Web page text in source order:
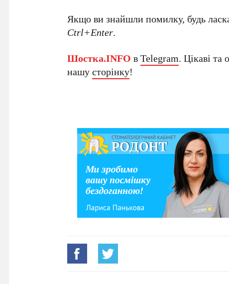
Якщо ви знайшли помилку, будь
Ctrl+Enter.
Шостка.INFO вTelegram. Цікаві та
нашусторінку!